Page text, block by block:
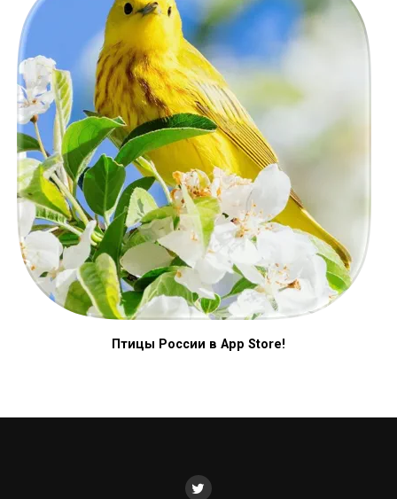
Птицы России в App Store!